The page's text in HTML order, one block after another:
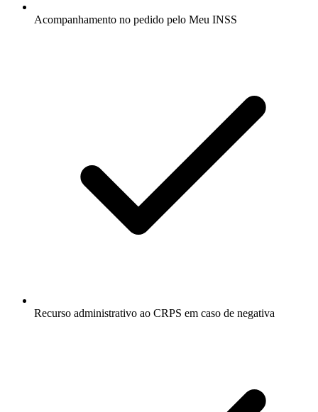
Acompanhamento no pedido pelo Meu INSS
Recurso administrativo ao CRPS em caso de negativa